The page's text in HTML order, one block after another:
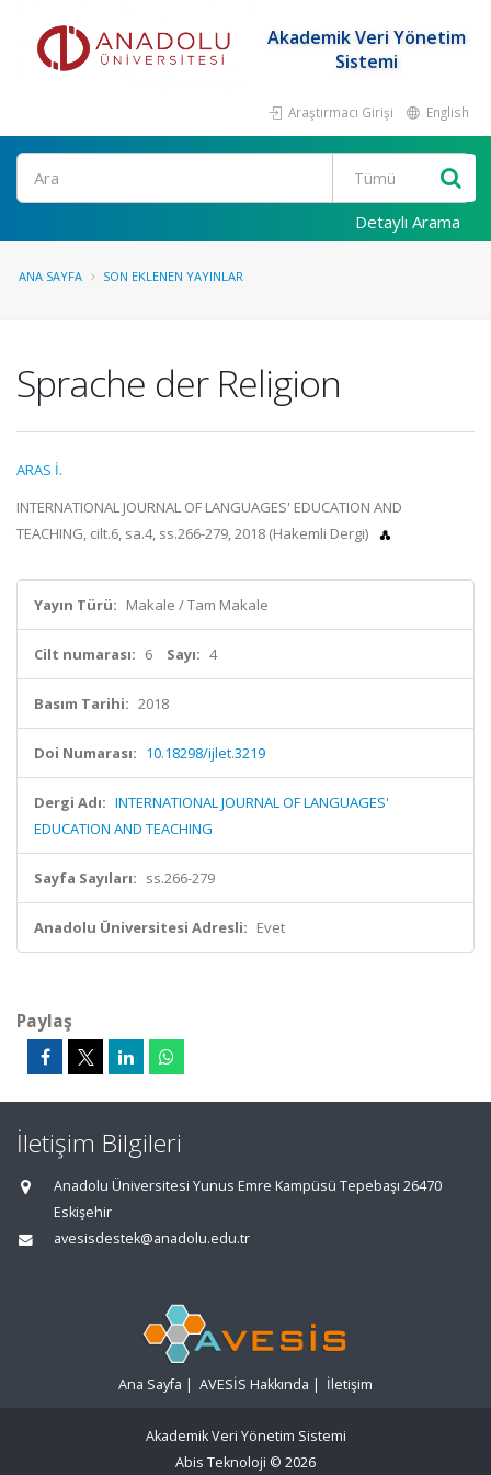
Akademik Veri Yönetim
Sistemi
Araştırmacı Girişi English
Ara
Detaylı Arama
ANA SAYFA SON EKLENEN YAYINLAR
Sprache der Religion
ARAS İ.
INTERNATIONAL JOURNAL OF LANGUAGES' EDUCATION AND
TEACHING, cilt.6, sa.4, ss.266-279, 2018 (Hakemli Dergi)
Yayın Türü: Makale / Tam Makale
Cilt numarası: 6 Sayı: 4
Basım Tarihi: 2018
Doi Numarası: 10.18298/ijlet.3219
Dergi Adı: INTERNATIONAL JOURNAL OF LANGUAGES'
EDUCATION AND TEACHING
Sayfa Sayıları: ss.266-279
Anadolu Üniversitesi Adresli: Evet
Paylaş
İletişim Bilgileri
Anadolu Üniversitesi Yunus Emre Kampüsü Tepebaşı 26470
Eskişehir
avesisdestek@anadolu.edu.tr
Ana Sayfa | AVESİS Hakkında | İletişim
Akademik Veri Yönetim Sistemi
Abis Teknoloji © 2026